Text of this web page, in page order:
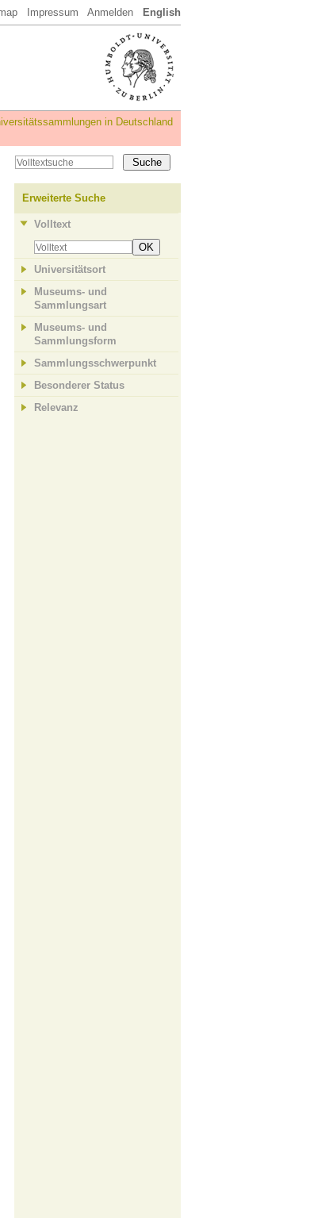
Impressum Anmelden English
in Deutschland
Erweiterte Suche
Volltext
OK
Universitätsort
Museums- und
Sammlungsart
Museums- und
Sammlungsform
Sammlungsschwerpunkt
Besonderer Status
Relevanz